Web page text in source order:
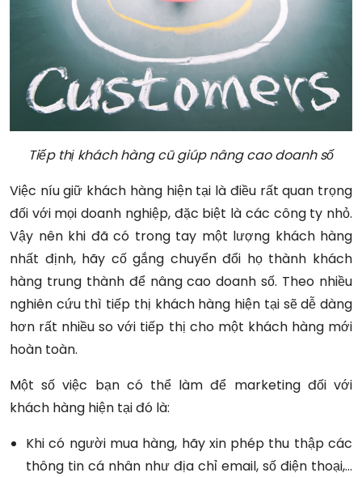
Tiếp thị khách hàng cũ giúp nâng cao doanh số
Việc níu giữ khách hàng hiện tại là điều rất quan trọng
đối với mọi doanh nghiệp, đặc biệt là các công ty nhỏ.
Vậy nên khi đã có trong tay một lượng khách hàng
nhất định, hãy cố gắng chuyển đổi họ thành khách
hàng trung thành để nâng cao doanh số. Theo nhiều
nghiên cứu thì tiếp thị khách hàng hiện tại sẽ dễ dàng
hơn rất nhiều so với tiếp thị cho một khách hàng mới
hoàn toàn.
Một số việc bạn có thể làm để marketing đối với
khách hàng hiện tại đó là:
Khi có người mua hàng, hãy xin phép thu thập các
thông tin cá nhân như địa chỉ email, số điện thoại,…